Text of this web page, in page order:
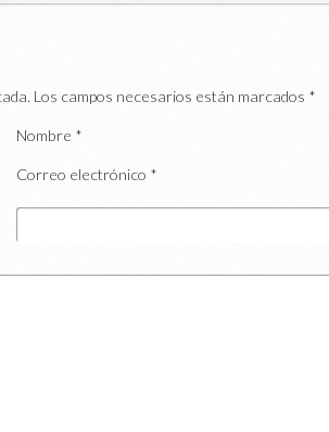
Los campos necesarios están marcados *
Nombre *
Correo electrónico *